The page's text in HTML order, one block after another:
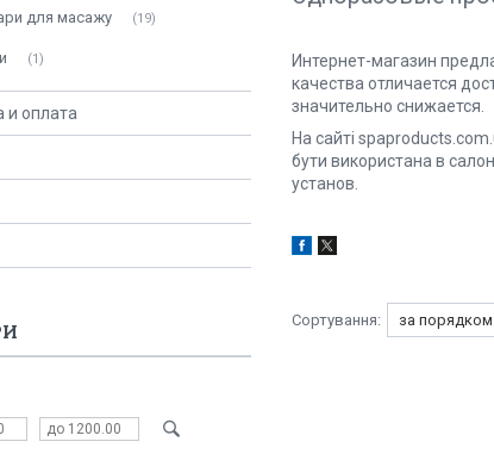
Интернет-магазин
качества отличается
значительно снижается.
На сайті
бути використана в
установ.
для масажу 19
1
и оплата